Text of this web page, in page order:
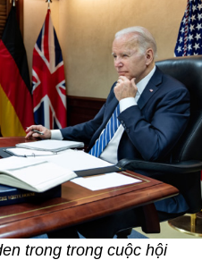
trong trong cuộc hội